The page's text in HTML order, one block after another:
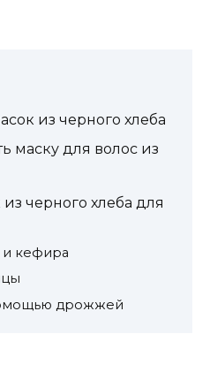
из черного хлеба
маску для волос из
черного хлеба для
и кефира
дрожжей